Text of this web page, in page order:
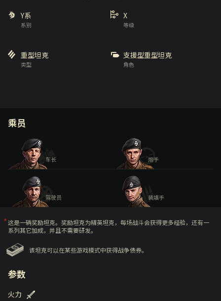
系别
Y系
等级
X
类型
重型坦克
角色
支援型重型坦克
乘员
车长 炮手
驾驶员 装填手
这是一辆奖励坦克。奖励坦克为精英坦克，每场战斗会获得更多经验，还有一
系列其它加成，并且不需要研发。
该坦克可以在某些游戏模式中获得战争债券。
参数
火力